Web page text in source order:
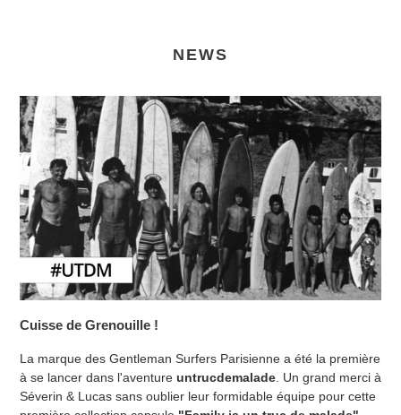
NEWS
Cuisse de Grenouille !
La marque des Gentleman Surfers Parisienne a été la première
à se lancer dans l'aventure untrucdemalade . Un grand merci à
Séverin & Lucas sans oublier leur formidable équipe pour cette